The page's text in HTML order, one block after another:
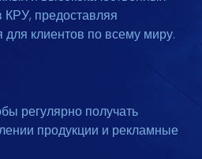
КРУ, предоставляя
клиентов по всему миру.
регулярно получать
продукции и рекламные